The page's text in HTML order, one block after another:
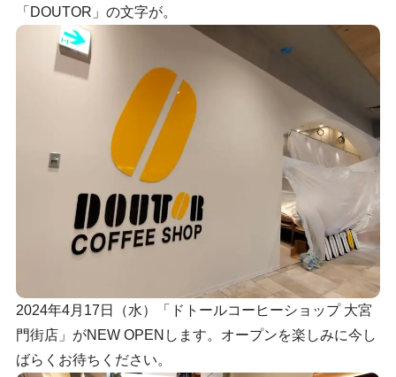
「DOUTOR」の文字が。
2024年4月17日（水）「ドトールコーヒーショップ 大宮
門街店」がNEW OPENします。オープンを楽しみに今し
ばらくお待ちください。